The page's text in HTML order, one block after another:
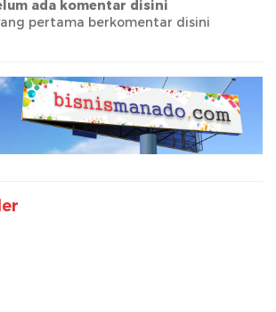
ada komentar disini
pertama berkomentar disini